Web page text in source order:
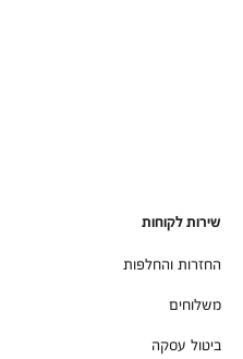
שירות לקוחות
החזרות והחלפות
משלוחים
ביטול עסקה